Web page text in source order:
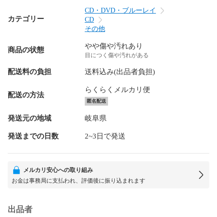
カテゴリー
CD・DVD・ブルーレイ
CD
その他
商品の状態 やや傷や汚れあり
目につく傷や汚れがある
配送料の負担 送料込み(出品者負担)
配送の方法
らくらくメルカリ便
匿名配送
発送元の地域 岐阜県
発送までの日数 2~3日で発送
メルカリ安心への取り組み
お金は事務局に支払われ、評価後に振り込まれます
出品者